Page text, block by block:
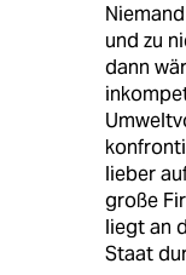
und zu
dann
lieber
große
liegt an
Staat